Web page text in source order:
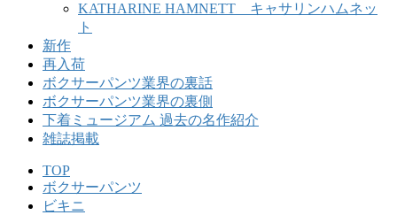
KATHARINE HAMNETT キャサリンハムネッ
ト
新作
再入荷
ボクサーパンツ業界の裏話
ボクサーパンツ業界の裏側
下着ミュージアム 過去の名作紹介
雑誌掲載
TOP
ボクサーパンツ
ビキニ